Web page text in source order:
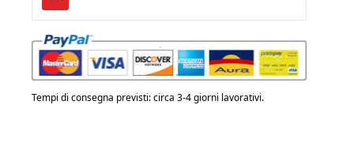
-
VERA
16,8W
220V
Bianco-
Tempi di consegna previsti: circa 3-4 giorni lavorativi.